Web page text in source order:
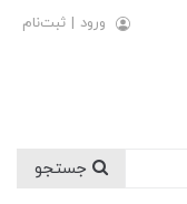
ورود | ثبت‌نام